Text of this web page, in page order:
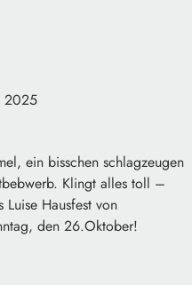
2025
ein bisschen schlagzeugen
Klingt alles toll –
Hausfest von
den 26.Oktober!